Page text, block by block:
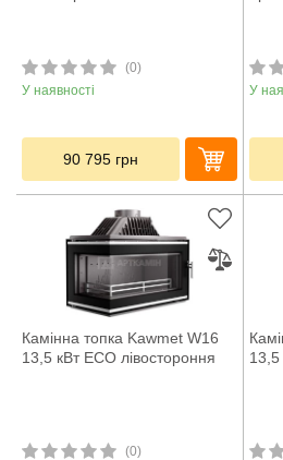
(0)
У наявності
90 795 грн
У
Камінна топка Kawmet W16
13,5 кВт ECO лівостороння
(0)
13,5